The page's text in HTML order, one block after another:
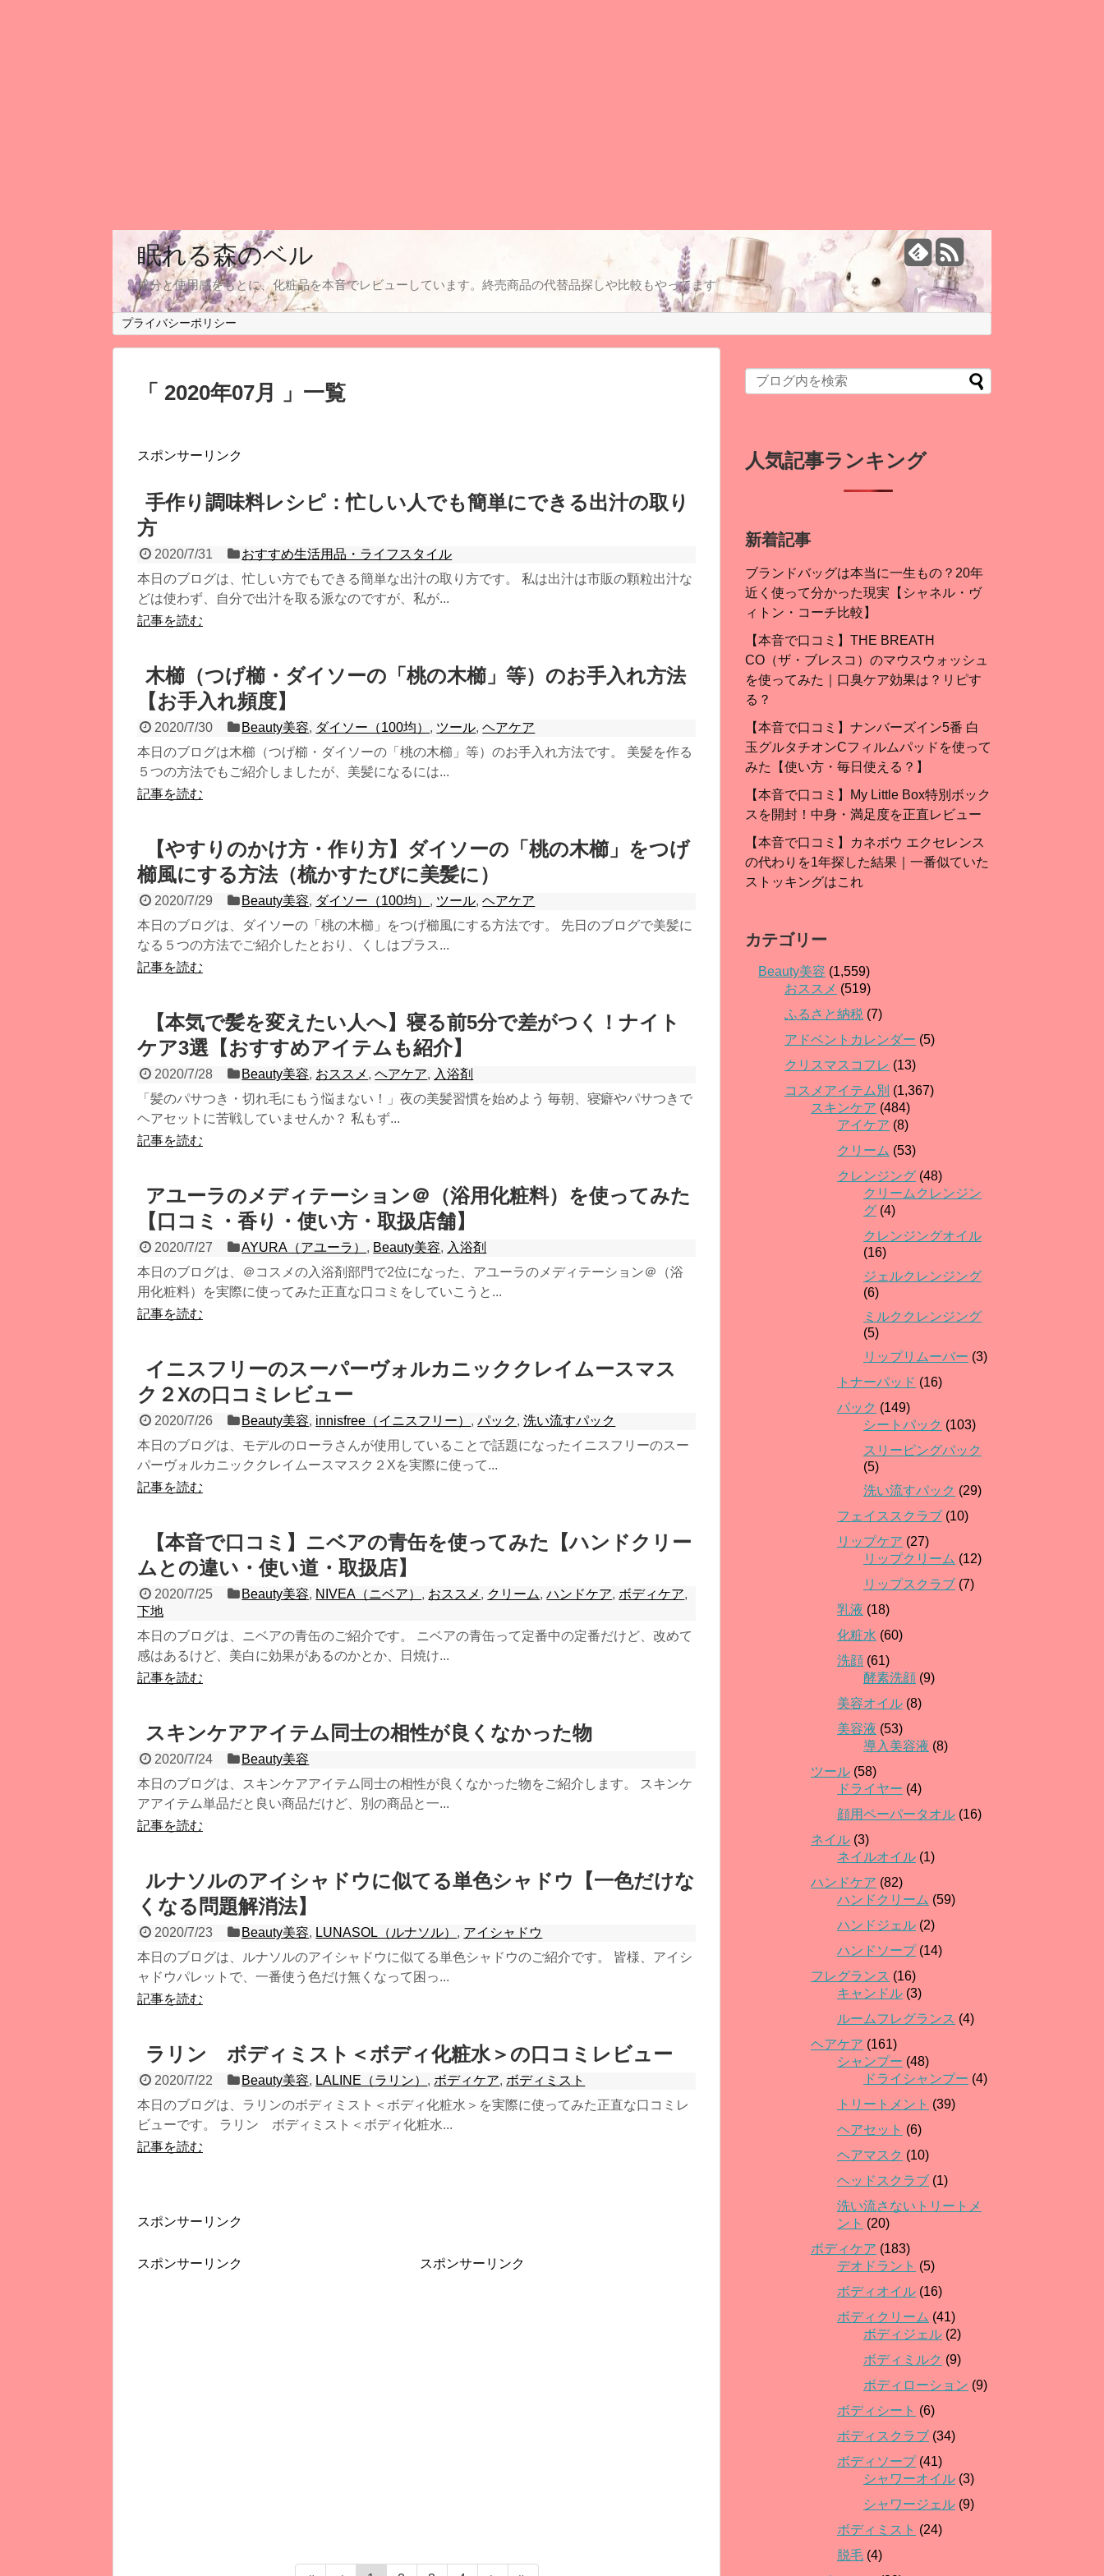
眠れる森のベル
成分と使用感をもとに、化粧品を本音でレビューしています。終売商品の代替品探しや比較もやってます
プライバシーポリシー
「 2020年07月 」一覧
スポンサーリンク
手作り調味料レシピ：忙しい人でも簡単にできる出汁の取り
方
2020/7/31
おすすめ生活用品・ライフスタイル
本日のブログは、忙しい方でもできる簡単な出汁の取り方です。 私は出汁は市販の顆粒出汁な
どは使わず、自分で出汁を取る派なのですが、私が...
記事を読む
木櫛（つげ櫛・ダイソーの「桃の木櫛」等）のお手入れ方法
【お手入れ頻度】
2020/7/30 Beauty美容, ダイソー（100均） , ツール,ヘアケア
本日のブログは木櫛（つげ櫛・ダイソーの「桃の木櫛」等）のお手入れ方法です。 美髪を作る
５つの方法でもご紹介しましたが、美髪になるには...
記事を読む
【やすりのかけ方・作り方】ダイソーの「桃の木櫛」をつげ
櫛風にする方法（梳かすたびに美髪に）
2020/7/29 Beauty美容, ダイソー（100均） , ツール,ヘアケア
本日のブログは、ダイソーの「桃の木櫛」をつげ櫛風にする方法です。 先日のブログで美髪に
なる５つの方法でご紹介したとおり、くしはプラス...
記事を読む
【本気で髪を変えたい人へ】寝る前5分で差がつく！ナイト
ケア3選【おすすめアイテムも紹介】
2020/7/28 Beauty美容, おススメ ,ヘアケア, 入浴剤
「髪のパサつき・切れ毛にもう悩まない！」夜の美髪習慣を始めよう 毎朝、寝癖やパサつきで
ヘアセットに苦戦していませんか？ 私もず...
記事を読む
アユーラのメディテーション＠（浴用化粧料）を使ってみた
【口コミ・香り・使い方・取扱店舗】
2020/7/27 AYURA（アユーラ） , Beauty美容, 入浴剤
本日のブログは、＠コスメの入浴剤部門で2位になった、アユーラのメディテーション＠（浴
用化粧料）を実際に使ってみた正直な口コミをしていこうと...
記事を読む
イニスフリーのスーパーヴォルカニッククレイムースマス
ク２Xの口コミレビュー
2020/7/26 Beauty美容, innisfree（イニスフリー） ,パック,洗い流すパック
本日のブログは、モデルのローラさんが使用していることで話題になったイニスフリーのスー
パーヴォルカニッククレイムースマスク２Xを実際に使って...
記事を読む
【本音で口コミ】ニベアの青缶を使ってみた【ハンドクリー
ムとの違い・使い道・取扱店】
2020/7/25 Beauty美容, NIVEA（ニベア） , おススメ , クリーム,ハンドケア, ボディケア,
下地
本日のブログは、ニベアの青缶のご紹介です。 ニベアの青缶って定番中の定番だけど、改めて
感はあるけど、美白に効果があるのかとか、日焼け...
記事を読む
スキンケアアイテム同士の相性が良くなかった物
2020/7/24
Beauty美容
本日のブログは、スキンケアアイテム同士の相性が良くなかった物をご紹介します。 スキンケ
アアイテム単品だと良い商品だけど、別の商品と一...
記事を読む
ルナソルのアイシャドウに似てる単色シャドウ【一色だけな
くなる問題解消法】
2020/7/23 Beauty美容, LUNASOL（ルナソル） , アイシャドウ
本日のブログは、ルナソルのアイシャドウに似てる単色シャドウのご紹介です。 皆様、アイシ
ャドウパレットで、一番使う色だけ無くなって困っ...
記事を読む
ラリン ボディミスト＜ボディ化粧水＞の口コミレビュー
2020/7/22 Beauty美容, LALINE（ラリン） , ボディケア, ボディミスト
本日のブログは、ラリンのボディミスト＜ボディ化粧水＞を実際に使ってみた正直な口コミレ
ビューです。 ラリン ボディミスト＜ボディ化粧水...
記事を読む
スポンサーリンク
スポンサーリンク スポンサーリンク
人気記事ランキング
新着記事
ブランドバッグは本当に一生もの？20年
近く使って分かった現実【シャネル・ヴ
ィトン・コーチ比較】
【本音で口コミ】THE BREATH
CO（ザ・ブレスコ）のマウスウォッシュ
を使ってみた｜口臭ケア効果は？リピす
る？
【本音で口コミ】ナンバーズイン5番 白
玉グルタチオンCフィルムパッドを使って
みた【使い方・毎日使える？】
【本音で口コミ】My Little Box特別ボック
スを開封！中身・満足度を正直レビュー
【本音で口コミ】カネボウ エクセレンス
の代わりを1年探した結果｜一番似ていた
ストッキングはこれ
カテゴリー
Beauty美容 (1,559)
おススメ (519)
ふるさと納税 (7)
アドベントカレンダー (5)
クリスマスコフレ (13)
コスメアイテム別 (1,367)
スキンケア (484)
アイケア (8)
クリーム (53)
クレンジング (48)
クリームクレンジン
グ (4)
クレンジングオイル
(16)
ジェルクレンジング
(6)
ミルククレンジング
(5)
リップリムーバー (3)
トナーパッド (16)
パック (149)
シートパック (103)
スリーピングパック
(5)
洗い流すパック (29)
フェイススクラブ (10)
リップケア (27)
リップクリーム (12)
リップスクラブ (7)
乳液 (18)
化粧水 (60)
洗顔 (61)
酵素洗顔 (9)
美容オイル (8)
美容液 (53)
導入美容液 (8)
ツール (58)
ドライヤー (4)
顔用ペーパータオル (16)
ネイル (3)
ネイルオイル (1)
ハンドケア (82)
ハンドクリーム (59)
ハンドジェル (2)
ハンドソープ(14)
フレグランス (16)
キャンドル (3)
ルームフレグランス (4)
ヘアケア (161)
シャンプー (48)
ドライシャンプー (4)
トリートメント (39)
ヘアセット (6)
ヘアマスク (10)
ヘッドスクラブ (1)
洗い流さないトリートメ
ント (20)
ボディケア (183)
デオドラント (5)
ボディオイル (16)
ボディクリーム (41)
ボディジェル (2)
ボディミルク (9)
ボディローション (9)
ボディシート (6)
ボディスクラブ (34)
ボディソープ(41)
シャワーオイル (3)
シャワージェル (9)
ボディミスト (24)
脱毛 (4)